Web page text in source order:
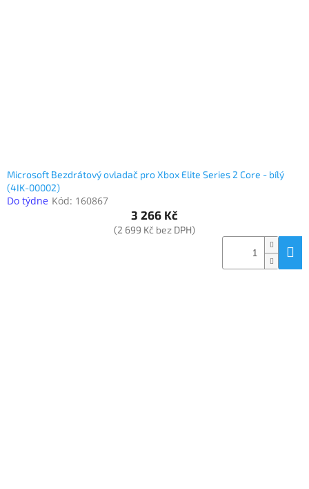
Microsoft Bezdrátový ovladač pro Xbox Elite Series 2 Core - bílý
(4IK-00002)
Do týdne Kód: 160867
3 266 Kč
(2 699 Kč bez DPH)